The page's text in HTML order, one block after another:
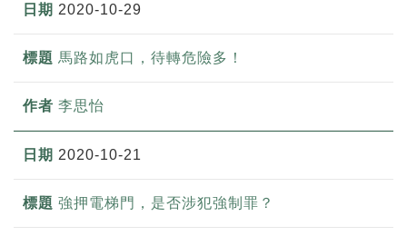
2020-10-29
馬路如虎口，待轉危險多！
李思怡
2020-10-21
強押電梯門，是否涉犯強制罪？